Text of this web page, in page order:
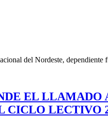
del Nordeste,
EL
CICLO LECTIVO